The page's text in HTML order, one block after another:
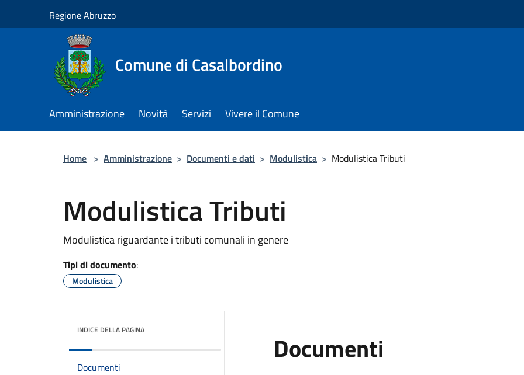
Regione Abruzzo
Comune di Casalbordino
Amministrazione Novità Servizi Vivere il Comune
Home > Amministrazione > Documenti e dati > Modulistica > Modulistica Tributi
Modulistica Tributi
Modulistica riguardante i tributi comunali in genere
Tipi di documento:
Modulistica
INDICE DELLA PAGINA
Documenti
Documenti